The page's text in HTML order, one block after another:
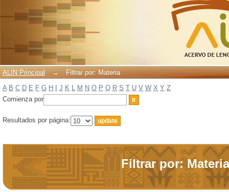
ALIN Principal →
Filtrar por: Materia
A B C D E F G H J K L M N O P Q R S T U V W X Y Z
Comienza por
Resultados por página:
Filtrar por: Materia